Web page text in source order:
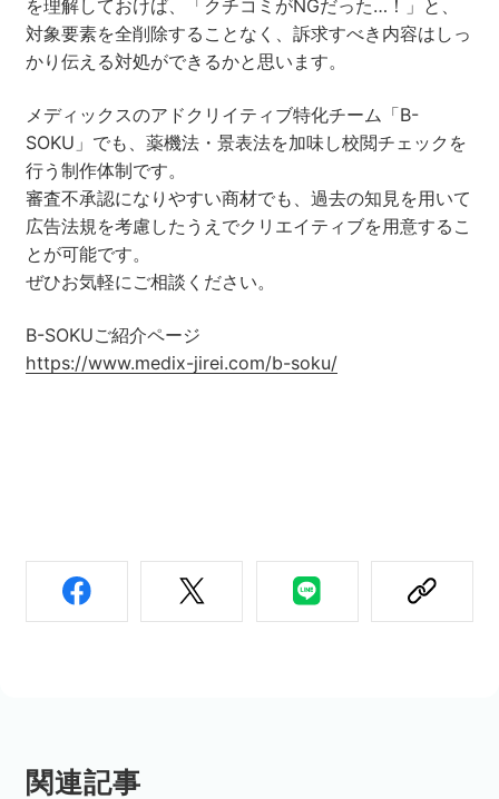
を理解しておけば、「クチコミがNGだった…！」と、
対象要素を全削除することなく、訴求すべき内容はしっ
かり伝える対処ができるかと思います。
メディックスのアドクリイティブ特化チーム「B-
SOKU」でも、薬機法・景表法を加味し校閲チェックを
行う制作体制です。
審査不承認になりやすい商材でも、過去の知見を用いて
広告法規を考慮したうえでクリエイティブを用意するこ
とが可能です。
ぜひお気軽にご相談ください。
B-SOKUご紹介ページ
https://www.medix-jirei.com/b-soku/
関連記事